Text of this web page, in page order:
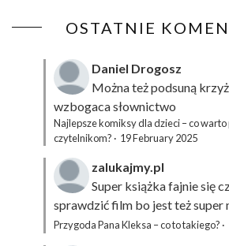
OSTATNIE
Daniel Drogosz
Można też podsuną
wzbogaca słownictwo
Najlepsze komiksy dla dzieci – co
czytelnikom? · 19 February 2025
zalukajmy.pl
Super książka fajnie się
sprawdzić film bo jest też super
Przygoda Pana Kleksa – co to takiego? ·